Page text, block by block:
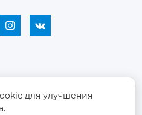
 
город Наньцзяо,
Цзыбо, провинция
для улучшения